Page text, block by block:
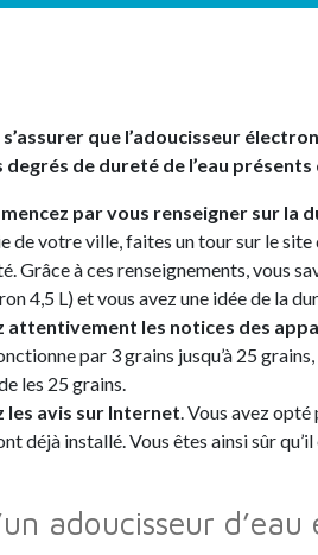
que l’adoucisseur
de dureté de l’eau
par vous renseigner sur la
de votre ville, faites un tour sur le
Grâce à ces renseignements, vous
4,5 L) et vous avez une idée de la
attentivement les notices des
par 3 grains jusqu’à 25
les 25 grains.
les avis sur Internet. Vous avez
déjà installé. Vous êtes ainsi sûr
adoucisseur